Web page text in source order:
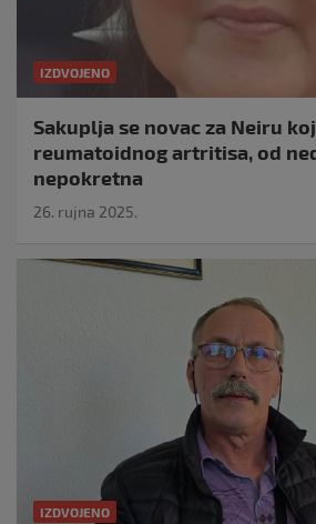
IZDVOJENO
Sakuplja se novac za Neiru
reumatoidnog artritisa, od
nepokretna
26. rujna 2025.
IZDVOJENO